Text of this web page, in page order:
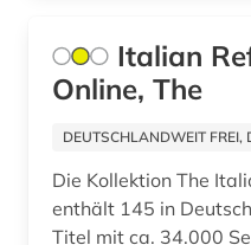
druckgraphik (1)
dvd-rom (1)
dänemark (4)
dī (1)
Italian
Online, The
DEUTSCHLANDWEIT FREI,
Die Kollektion The
enthält 145 in
Titel mit ca. 34.000